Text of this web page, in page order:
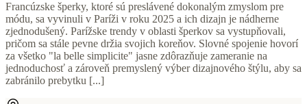
Francúzske šperky, ktoré sú preslávené dokonalým zmyslom pre
módu, sa vyvinuli v Paríži v roku 2025 a ich dizajn je nádherne
zjednodušený. Parížske trendy v oblasti šperkov sa vystupňovali,
pričom sa stále pevne držia svojich koreňov. Slovné spojenie hovorí
za všetko "la belle simplicite" jasne zdôrazňuje zameranie na
jednoduchosť a zároveň premyslený výber dizajnového štýlu, aby sa
zabránilo prebytku [...]